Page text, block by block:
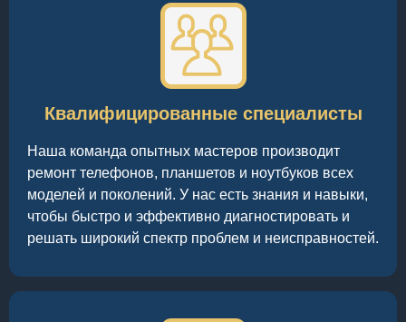
Квалифицированные специалисты
Наша команда опытных мастеров производит
ремонт телефонов, планшетов и ноутбуков всех
моделей и поколений. У нас есть знания и навыки,
чтобы быстро и эффективно диагностировать и
решать широкий спектр проблем и неисправностей.